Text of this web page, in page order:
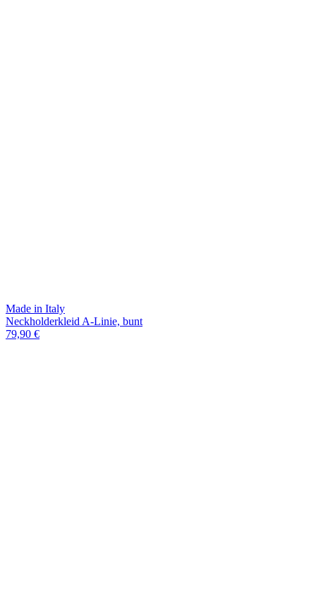
Made in Italy
Neckholderkleid A-Linie, bunt
79,90 €